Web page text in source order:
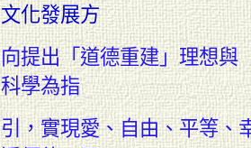
文化發展方
向提出「道德重建」理想與
科學為指
引，實現愛、自由、平等、